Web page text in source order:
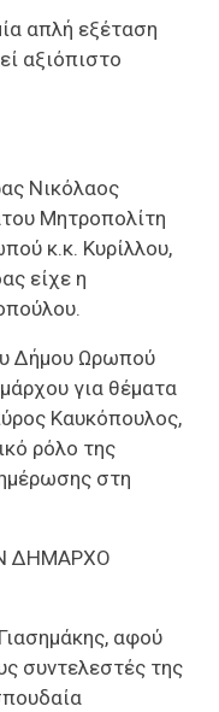
απλή εξέταση
αξιόπιστο
Νικόλαος
Μητροπολίτη
κ.κ. Κυρίλλου,
είχε η
Δήμου Ωρωπού
για θέματα
Καυκόπουλος,
ρόλο της
στη
ΔΗΜΑΡΧΟ
αφού
συντελεστές της